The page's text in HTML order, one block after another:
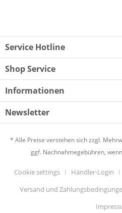
Service Hotline
Shop Service
Informationen
Newsletter
* Alle Preise verstehen sich zzgl.
ggf. Nachnahmegebühren,
Cookie settings Händler-Login
Versand und